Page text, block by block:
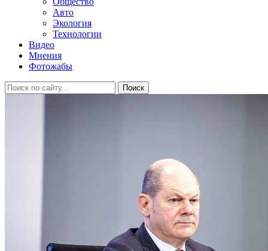
Авто
Экология
Технологии
Видео
Мнения
Фотожабы
Поиск